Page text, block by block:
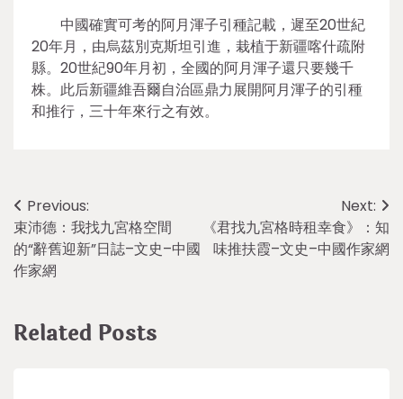
中國確實可考的阿月渾子引種記載，遲至20世紀
20年月，由烏茲別克斯坦引進，栽植于新疆喀什疏附
縣。20世紀90年月初，全國的阿月渾子還只要幾千
株。此后新疆維吾爾自治區鼎力展開阿月渾子的引種
和推行，三十年來行之有效。
Post
navigation
Previous:
束沛德：我找九宮格空間
的“辭舊迎新”日誌–文史–中國
作家網
Next:
《君找九宮格時租幸食》：知
味推扶霞–文史–中國作家網
Related Posts